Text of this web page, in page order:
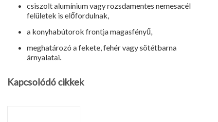
csiszolt alumínium vagy rozsdamentes nemesacél
felületek is előfordulnak,
a konyhabútorok frontja magasfényű,
meghatározó a fekete, fehér vagy sötétbarna
árnyalatai.
Kapcsolódó cikkek